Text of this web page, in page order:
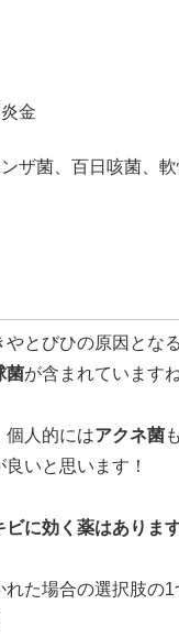
金
ザ菌、百日咳菌、
やとびひの原因とな
菌が含まれていますね
個人的にはアクネ菌
良いと思います！
ビに効く薬はありま
れた場合の選択肢の